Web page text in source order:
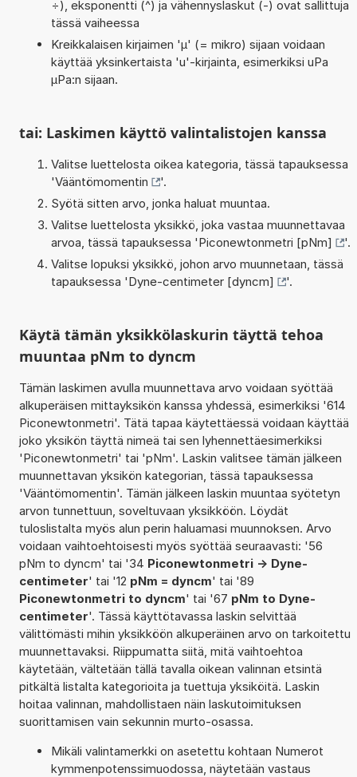
÷), eksponentti (^) ja vähennyslaskut (-) ovat sallittuja
tässä vaiheessa
Kreikkalaisen kirjaimen 'µ' (= mikro) sijaan voidaan
käyttää yksinkertaista 'u'-kirjainta, esimerkiksi uPa
µPa:n sijaan.
tai: Laskimen käyttö valintalistojen kanssa
Valitse luettelosta oikea kategoria, tässä tapauksessa
'Vääntömomentin
'.
Syötä sitten arvo, jonka haluat muuntaa.
Valitse luettelosta yksikkö, joka vastaa muunnettavaa
arvoa, tässä tapauksessa 'Piconewtonmetri [pNm]
'.
Valitse lopuksi yksikkö, johon arvo muunnetaan, tässä
tapauksessa 'Dyne-centimeter [dyncm] '.
Käytä tämän yksikkölaskurin täyttä tehoa
muuntaa pNm to dyncm
Tämän laskimen avulla muunnettava arvo voidaan syöttää
alkuperäisen mittayksikön kanssa yhdessä, esimerkiksi '614
Piconewtonmetri'. Tätä tapaa käytettäessä voidaan käyttää
joko yksikön täyttä nimeä tai sen lyhennettäesimerkiksi
'Piconewtonmetri' tai 'pNm'. Laskin valitsee tämän jälkeen
muunnettavan yksikön kategorian, tässä tapauksessa
'Vääntömomentin'. Tämän jälkeen laskin muuntaa syötetyn
arvon tunnettuun, soveltuvaan yksikköön. Löydät
tuloslistalta myös alun perin haluamasi muunnoksen. Arvo
voidaan vaihtoehtoisesti myös syöttää seuraavasti: '56
pNm to dyncm' tai '34 Piconewtonmetri -> Dyne-
centimeter' tai '12 pNm = dyncm' tai '89
Piconewtonmetri to dyncm' tai '67 pNm to Dyne-
centimeter'. Tässä käyttötavassa laskin selvittää
välittömästi mihin yksikköön alkuperäinen arvo on tarkoitettu
muunnettavaksi. Riippumatta siitä, mitä vaihtoehtoa
käytetään, vältetään tällä tavalla oikean valinnan etsintä
pitkältä listalta kategorioita ja tuettuja yksiköitä. Laskin
hoitaa valinnan, mahdollistaen näin laskutoimituksen
suorittamisen vain sekunnin murto-osassa.
Mikäli valintamerkki on asetettu kohtaan Numerot
kymmenpotenssimuodossa, näytetään vastaus